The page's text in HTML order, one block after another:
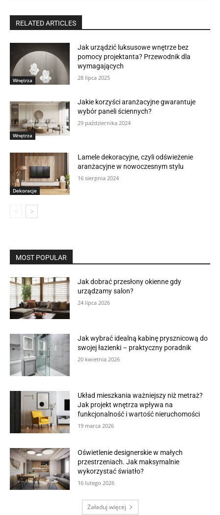
RELATED ARTICLES
Wnętrza
Jak urządzić luksusowe wnętrze bez
pomocy projektanta? Przewodnik dla
wymagających
28 lipca 2025
Wnętrza
Jakie korzyści aranżacyjne gwarantuje
wybór paneli ściennych?
29 października 2024
Dekoracje
Lamele dekoracyjne, czyli odświeżenie
aranżacyjne w nowoczesnym stylu
16 sierpnia 2024
MOST POPULAR
Jak dobrać przesłony okienne gdy
urządzamy salon?
24 lipca 2026
Jak wybrać idealną kabinę prysznicową do
swojej łazienki – praktyczny poradnik
20 kwietnia 2026
Układ mieszkania ważniejszy niż metraż?
Jak projekt wnętrza wpływa na
funkcjonalność i wartość nieruchomości
19 marca 2026
Oświetlenie designerskie w małych
przestrzeniach. Jak maksymalnie
wykorzystać światło?
16 lutego 2026
Załaduj więcej